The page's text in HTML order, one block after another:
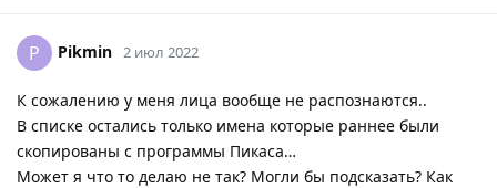
P Pikmin 2 июл 2022
К сожалению у меня лица вообще не распознаются..
В списке остались только имена которые раннее были
скопированы с программы Пикаса…
Может я что то делаю не так? Могли бы подсказать? Как